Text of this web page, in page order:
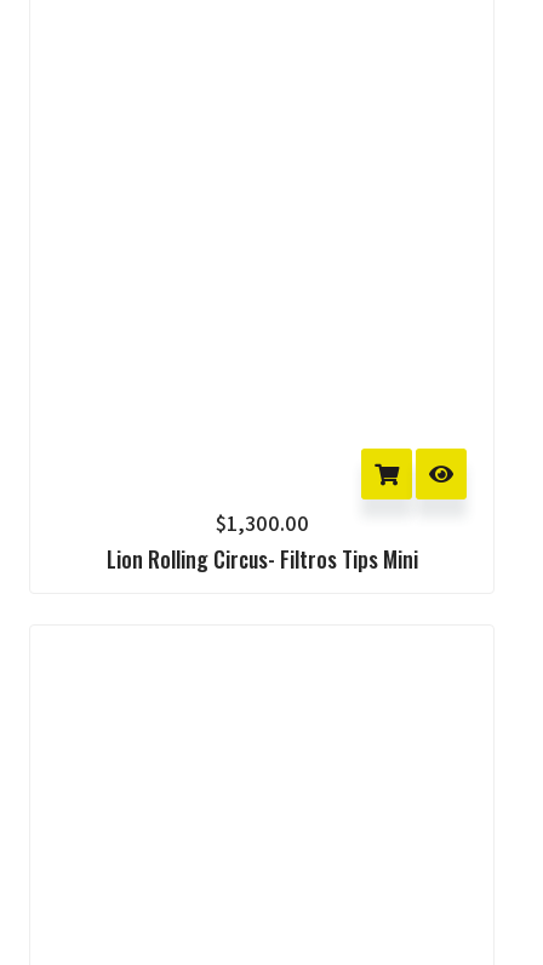
$1,300.00
Lion Rolling Circus- Filtros Tips Mini